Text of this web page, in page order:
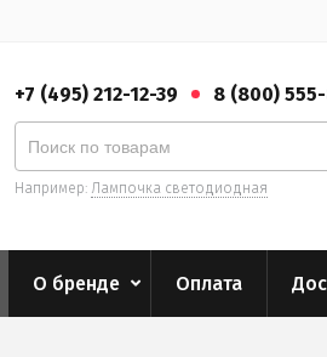
+7 (495) 212-12-39 8 (800)
Например: Лампочка светодиодная
О бренде Оплата